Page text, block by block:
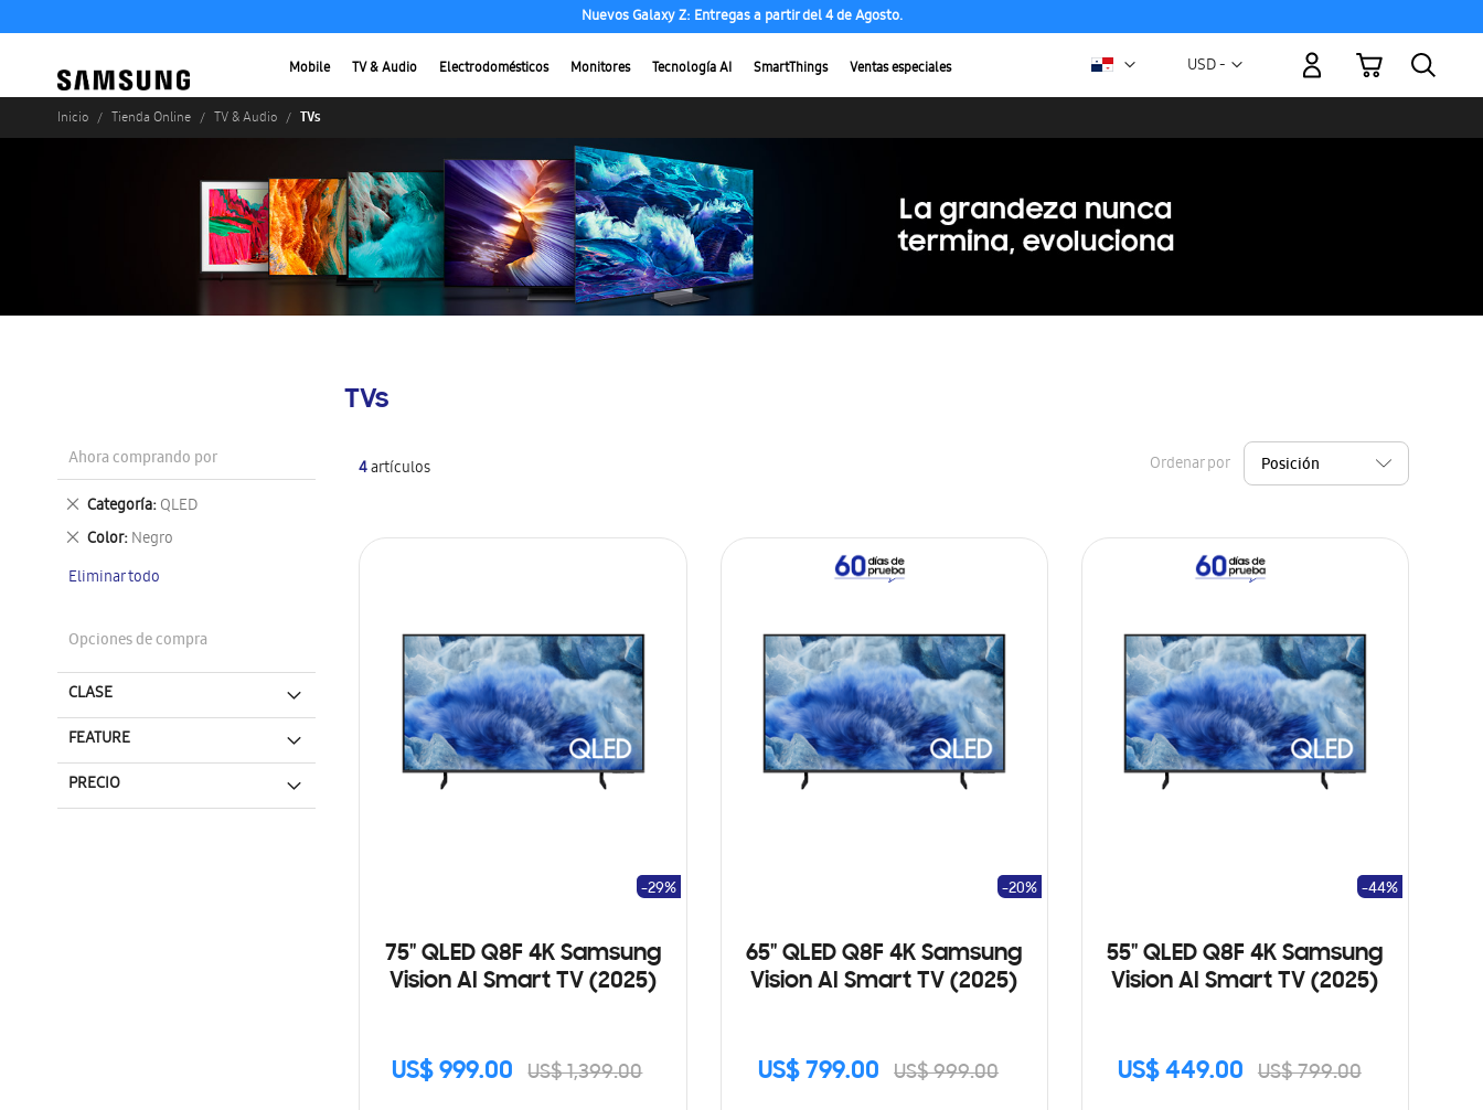
Nuevos Galaxy Z: Entregas a partir del 4 de Agosto.
Mobile TV & Audio Electrodomésticos Monitores Tecnología AI SmartThings Ventas especiales Moneda
USD -
Mi carrito
Inicio Tienda Online TV & Audio TVs
TVs
4artículos Ordenar por
75" QLED Q8F 4K Samsung
Vision AI Smart TV (2025)
US$ 999.00 US$ 1,399.00
-29%
65" QLED Q8F 4K Samsung
Vision AI Smart TV (2025)
US$ 799.00 US$ 999.00
-20%
55" QLED Q8F 4K Samsung
Vision AI Smart TV (2025)
US$ 449.00 US$ 799.00
-44%
Ahora comprando por
Categoría QLED
Eliminar
este
artículo
Color Negro
Eliminar
artículo
Eliminar todo
Opciones de compra
CLASE
FEATURE
PRECIO